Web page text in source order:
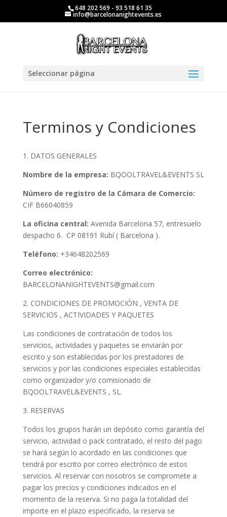
648 202 569 - 93 518 61 35
info@barcelonanightevents.es
Seleccionar página
Terminos y Condiciones
1. DATOS GENERALES
Nombre de la empresa: BQOOLTRAVEL&EVENTS SL
Número de registro de la Cámara de Comercio:
CIF B66040859
La oficina central: Avenida Barcelona 57, entresuelo
despacho 6. CP 08191 Rubí ( Barcelona ).
Teléfono: +34648202569
Correo electrónico:
BARCELONANIGHTEVENTS@gmail.com
2. CONDICIONES DE PROMOCIÓN , VENTA DE
SERVICIOS , ACTIVIDADES Y PAQUETES
Las condiciones de contratación de todos los
servicios, actividades y paquetes se enviarán por
escrito y son establecidas por los prestadores de
servicios y por las condiciones especiales establecidas
como organizador y/o comisionado de
BQOOLTRAVEL&EVENTS , SL.
3. RESERVAS
Todos los grupos harán un depósito como garantía del
servicio, actividad o pack contratado, el resto del pago
se hará según lo acordado en las condiciones que
tendrá por escrito por correo electrónico de estos
servicios. Al reservar con nosotros se compromete a
pagar los precios y condiciones indicados en el
momento de la reserva. Si no paga la totalidad del
importe en el plazo especificado, la reserva se